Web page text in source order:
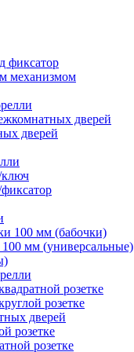
фиксатор
механизмом
дверей
дверей
100 мм (бабочки)
мм (универсальные)
розетке
розетке
дверей
розетке
розетке